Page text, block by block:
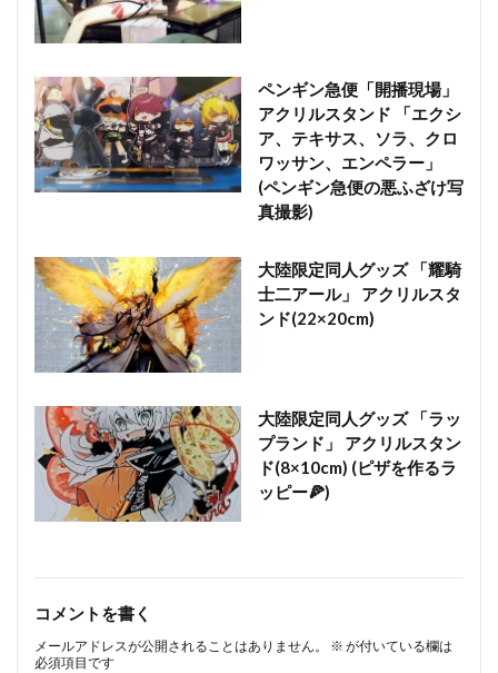
ペンギン急便「開播現場」
アクリルスタンド 「エクシ
ア、テキサス、ソラ、クロ
ワッサン、エンペラー」
(ペンギン急便の悪ふざけ写
真撮影)
大陸限定同人グッズ 「耀騎
士二アール」 アクリルスタ
ンド(22×20cm)
大陸限定同人グッズ 「ラッ
プランド」 アクリルスタン
ド(8×10cm) (ピザを作るラ
ッピー🍕)
コメントを書く
メールアドレスが公開されることはありません。 ※ が付いている欄は
必須項目です